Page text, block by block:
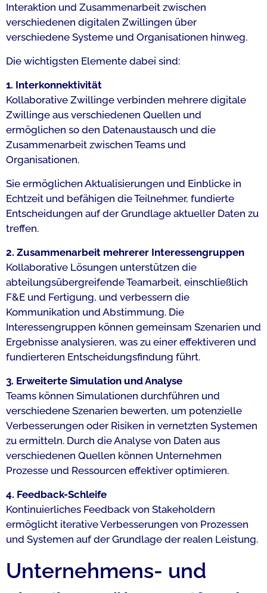
Interaktion und Zusammenarbeit zwischen
verschiedenen digitalen Zwillingen über
verschiedene Systeme und Organisationen hinweg.
Die wichtigsten Elemente dabei sind:
1. Interkonnektivität
Kollaborative Zwillinge verbinden mehrere digitale
Zwillinge aus verschiedenen Quellen und
ermöglichen so den Datenaustausch und die
Zusammenarbeit zwischen Teams und
Organisationen.
Sie ermöglichen Aktualisierungen und Einblicke in
Echtzeit und befähigen die Teilnehmer, fundierte
Entscheidungen auf der Grundlage aktueller Daten zu
treffen.
2. Zusammenarbeit mehrerer Interessengruppen
Kollaborative Lösungen unterstützen die
abteilungsübergreifende Teamarbeit, einschließlich
F&E und Fertigung, und verbessern die
Kommunikation und Abstimmung. Die
Interessengruppen können gemeinsam Szenarien und
Ergebnisse analysieren, was zu einer effektiveren und
fundierteren Entscheidungsfindung führt.
3. Erweiterte Simulation und Analyse
Teams können Simulationen durchführen und
verschiedene Szenarien bewerten, um potenzielle
Verbesserungen oder Risiken in vernetzten Systemen
zu ermitteln. Durch die Analyse von Daten aus
verschiedenen Quellen können Unternehmen
Prozesse und Ressourcen effektiver optimieren.
4. Feedback-Schleife
Kontinuierliches Feedback von Stakeholdern
ermöglicht iterative Verbesserungen von Prozessen
und Systemen auf der Grundlage der realen Leistung.
Unternehmens- und